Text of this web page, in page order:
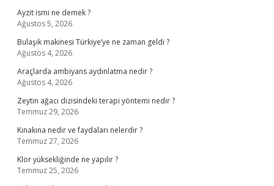
Ayzit ismi ne demek ?
Ağustos 5, 2026
Bulaşık makinesi Türkiye’ye ne zaman geldi ?
Ağustos 4, 2026
Araçlarda ambiyans aydınlatma nedir ?
Ağustos 4, 2026
Zeytin ağacı dizisindeki terapi yöntemi nedir ?
Temmuz 29, 2026
Kınakına nedir ve faydaları nelerdir ?
Temmuz 27, 2026
Klor yüksekliğinde ne yapılır ?
Temmuz 25, 2026